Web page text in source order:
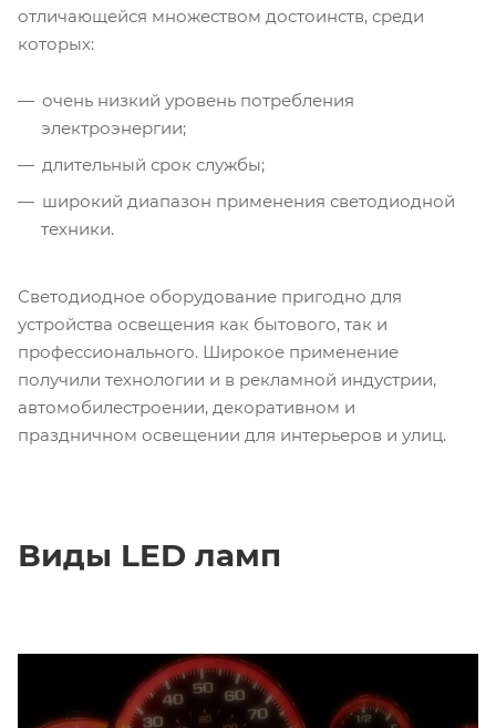
отличающейся множеством достоинств, среди
которых:
очень низкий уровень потребления
электроэнергии;
длительный срок службы;
широкий диапазон применения светодиодной
техники.
Светодиодное оборудование пригодно для
устройства освещения как бытового, так и
профессионального. Широкое применение
получили технологии и в рекламной индустрии,
автомобилестроении, декоративном и
праздничном освещении для интерьеров и улиц.
Виды LED ламп